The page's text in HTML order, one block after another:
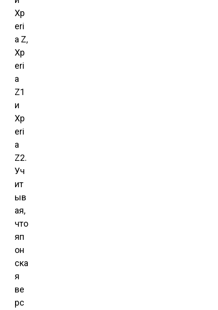
Xp
eri
a Z,
Xp
eri
a
Z1
и
Xp
eri
a
Z2.
Уч
ит
ыв
ая,
что
яп
он
ска
я
ве
рс